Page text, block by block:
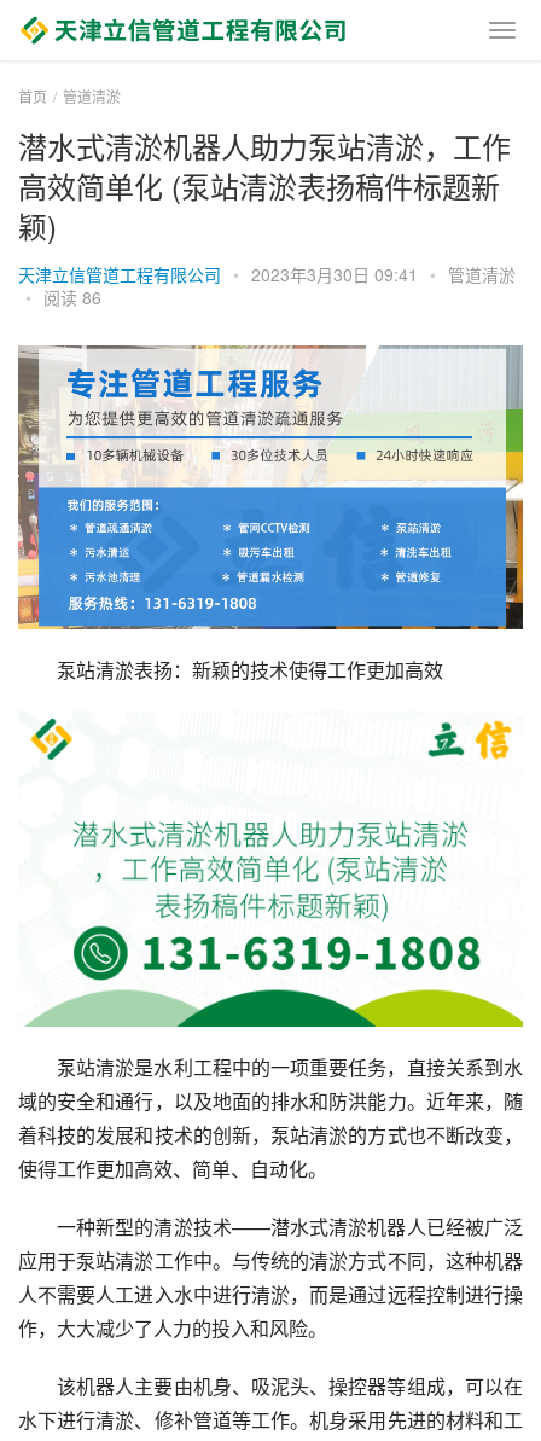
首页 管道清淤
潜水式清淤机器人助力泵站清淤，工作
高效简单化 (泵站清淤表扬稿件标题新
颖)
天津立信管道工程有限公司 • 2023年3月30日 09:41 • 管道清淤
• 阅读 86
泵站清淤表扬：新颖的技术使得工作更加高效
泵站清淤是水利工程中的一项重要任务，直接关系到水
域的安全和通行，以及地面的排水和防洪能力。近年来，随
着科技的发展和技术的创新，泵站清淤的方式也不断改变，
使得工作更加高效、简单、自动化。
一种新型的清淤技术——潜水式清淤机器人已经被广泛
应用于泵站清淤工作中。与传统的清淤方式不同，这种机器
人不需要人工进入水中进行清淤，而是通过远程控制进行操
作，大大减少了人力的投入和风险。
该机器人主要由机身、吸泥头、操控器等组成，可以在
水下进行清淤、修补管道等工作。机身采用先进的材料和工